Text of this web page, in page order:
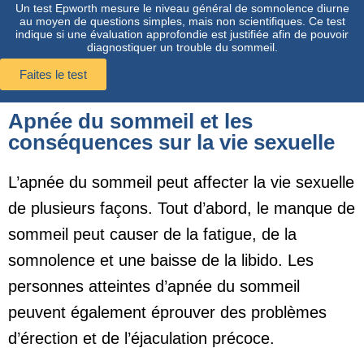
Un test Epworth mesure le niveau général de somnolence diurne
au moyen de questions simples, mais non scientifiques. Ce test
indique si une évaluation approfondie est justifiée afin de pouvoir
diagnostiquer un trouble du sommeil.
Faites le test
Apnée du sommeil et les
conséquences sur la vie sexuelle
L’apnée du sommeil peut affecter la vie sexuelle
de plusieurs façons. Tout d’abord, le manque de
sommeil peut causer de la fatigue, de la
somnolence et une baisse de la libido. Les
personnes atteintes d’apnée du sommeil
peuvent également éprouver des problèmes
d’érection et de l’éjaculation précoce.